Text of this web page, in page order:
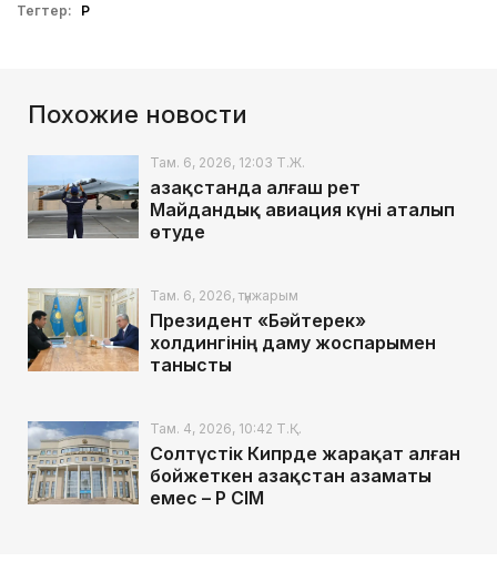
Тегтер: ҚР
Похожие новости
Там. 6, 2026, 12:03 Т.Ж.
Қазақстанда алғаш рет
Майдандық авиация күні аталып
өтуде
Там. 6, 2026, түнжарым
Президент «Бәйтерек»
холдингінің даму жоспарымен
танысты
Там. 4, 2026, 10:42 Т.Қ.
Солтүстік Кипрде жарақат алған
бойжеткен Қазақстан азаматы
емес – ҚР СІМ